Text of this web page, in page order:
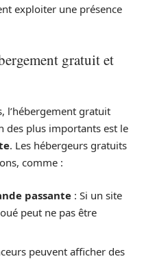
exploiter une présence
gratuit et
l’hébergement gratuit
des plus importants est le
. Les hébergeurs gratuits
comme :
passante : Si un site
peut ne pas être
peuvent afficher des